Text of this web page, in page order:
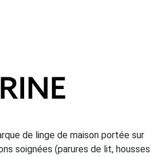
de linge de maison portée sur
soignées (parures de lit, housses